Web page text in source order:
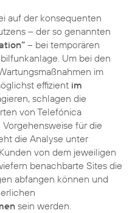
auf der konsequenten
– der so genannten
– bei temporären
Um bei den
im
effizient im
schlagen die
von Telefónica
für die
die Analyse unter
von dem jeweiligen
benachbarte Sites die
abfangen können und
sein werden.